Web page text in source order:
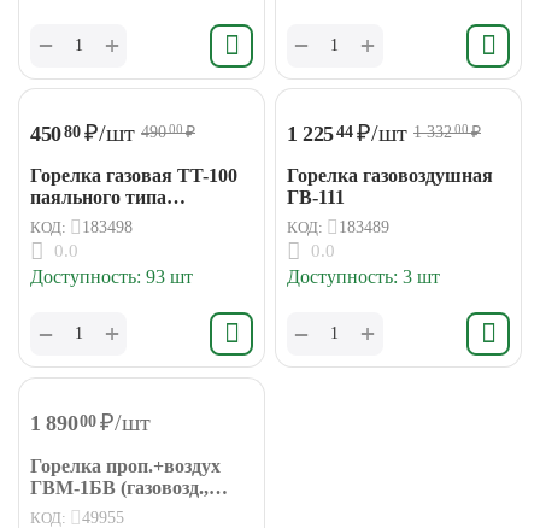
+
− +
−
45080 ₽/шт 49000₽
Горелка газовая TT-100
паяльного типа
TOURIST
КОД: 183498
0.0
Доступность: 93 шт
+
−
1 22544 ₽/шт 1 33200₽
Горелка газовоздушная
ГВ-111
КОД: 183489
0.0
Доступность: 3 шт
+
−
1 89000 ₽/шт
Горелка проп.+воздух
ГВМ-1БВ (газовозд.,
L=480 мм, вент.) БАМЗ
КОД: 49955